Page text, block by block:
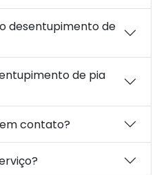
desentupimento de
de pia
contato?